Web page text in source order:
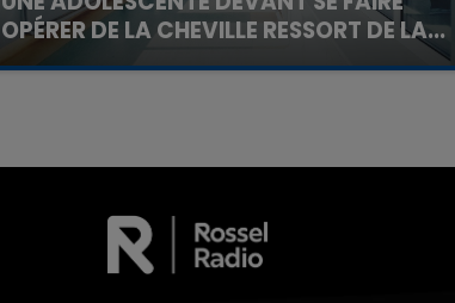
OPÉRER DE LA CHEVILLE RESSORT DE LA...
La famille a porté plainte contre la clinique qui a